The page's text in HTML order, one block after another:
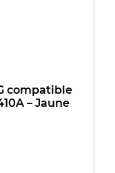
compatible
– Jaune